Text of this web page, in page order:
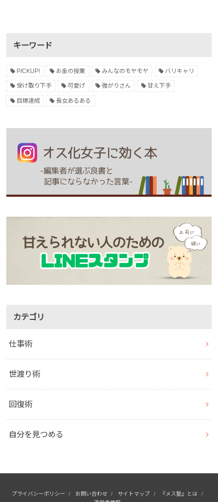
キーワード
PICKUP! お金の授業 みんなのモヤモヤ バリキャリ
受け取り下手 可愛げ 強がりさん 甘え下手
目標達成 長女あるある
カテゴリ
仕事術
世渡り術
回復術
自分を見つめる
プライバシーポリシー お問い合わせ サイトマップ
『メス塾』とは